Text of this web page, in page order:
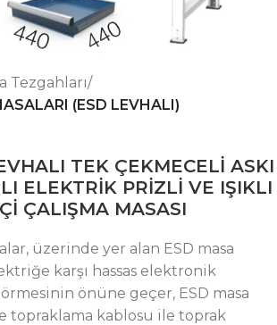
Tezgahları
(ESD LEVHALI)
TEK ÇEKMECELİ ASKI
ELEKTRİK PRİZLİ VE IŞIKLI
ÇALIŞMA MASASI
üzerinde yer alan ESD masa
karşı hassas elektronik
önüne geçer, ESD masa
topraklama kablosu ile toprak